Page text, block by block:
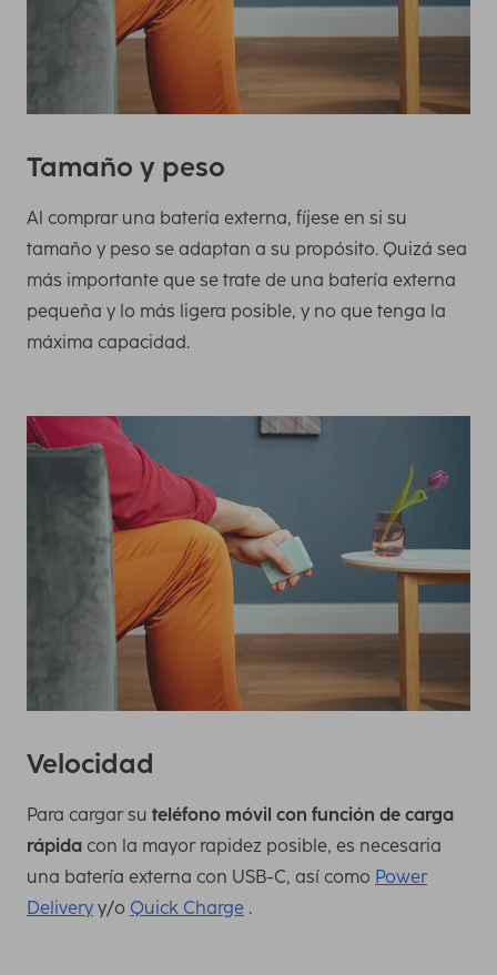
Tamaño y peso
Al comprar una batería externa, fíjese en si su
tamaño y peso se adaptan a su propósito. Quizá sea
más importante que se trate de una batería externa
pequeña y lo más ligera posible, y no que tenga la
máxima capacidad.
Velocidad
Para cargar su teléfono móvil con función de carga
rápida con la mayor rapidez posible, es necesaria
una batería externa con USB-C, así como Power
Delivery y/o Quick Charge .